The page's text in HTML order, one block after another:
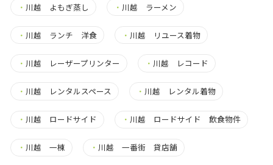
・ 川越 よもぎ蒸し ・ 川越 ラーメン
・ 川越 ランチ 洋食 ・ 川越 リユース着物
・ 川越 レーザープリンター ・ 川越 レコード
・ 川越 レンタルスペース ・ 川越 レンタル着物
・ 川越 ロードサイド ・ 川越 ロードサイド 飲食物件
・ 川越 一棟 ・ 川越 一番街 貸店舗